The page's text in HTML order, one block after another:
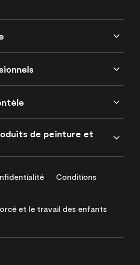
de peinture et
Conditions
et le travail des enfants